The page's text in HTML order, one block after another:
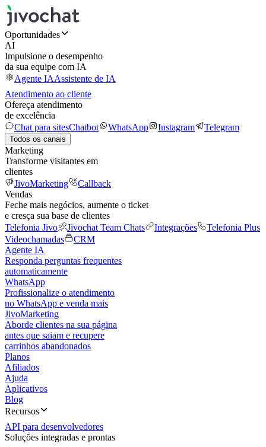
Oportunidades
AI
Impulsione o desempenho
da sua equipe com IA
Agente IAAssistente de IA
Atendimento ao cliente
Ofereça atendimento
de excelência
Chat para sitesChatbot WhatsApp Instagram Telegram
Todos os canais
Marketing
Transforme visitantes em
clientes
JivoMarketing
Callback
Vendas
Feche mais negócios, aumente o ticket
e cresça sua base de clientes
Telefonia Jivo
Jivochat Team Chats Integrações
Telefonia Plus
Videochamadas
CRM
Agente IA
Responda perguntas frequentes
automaticamente
WhatsApp
Profissionalize o atendimento
no WhatsApp e venda mais
JivoMarketing
Aborde clientes na sua página
antes que saiam e recupere
carrinhos abandonados
Planos
Afiliados
Ajuda
Aplicativos
Blog
Recursos
API para desenvolvedores
Soluções integradas e prontas